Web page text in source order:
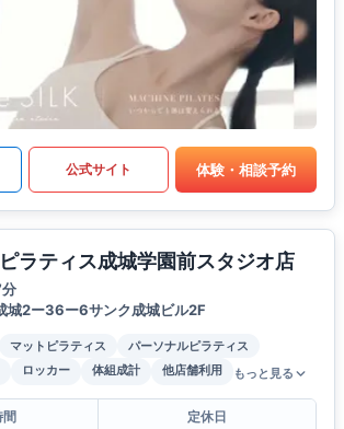
公式サイト 体験・相談予約
ラティス成城学園前スタジオ店
城2ー36ー6サンク成城ビル2F
マットピラティス
パーソナルピラティス
ロッカー 体組成計 他店舗利用 もっと見る
定休日